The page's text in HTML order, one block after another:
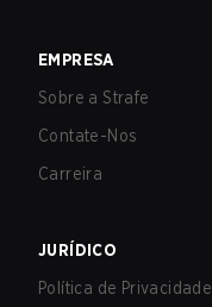
EMPRESA
Sobre a Strafe
Contate-Nos
Carreira
JURÍDICO
Política de Privacidade